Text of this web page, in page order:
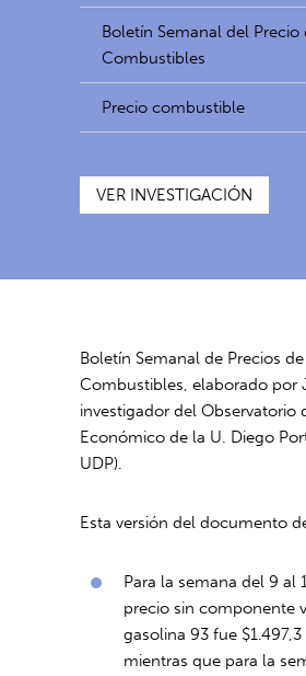
Boletín Semanal del Precio
Combustibles
Precio combustible
VER INVESTIGACIÓN
Boletín Semanal de Precios
Combustibles, elaborado por
investigador del Observatorio
Económico de la U. Diego
UDP).
Esta versión del documento
Para la semana del 9 al
precio sin componente
gasolina 93 fue
mientras que para la